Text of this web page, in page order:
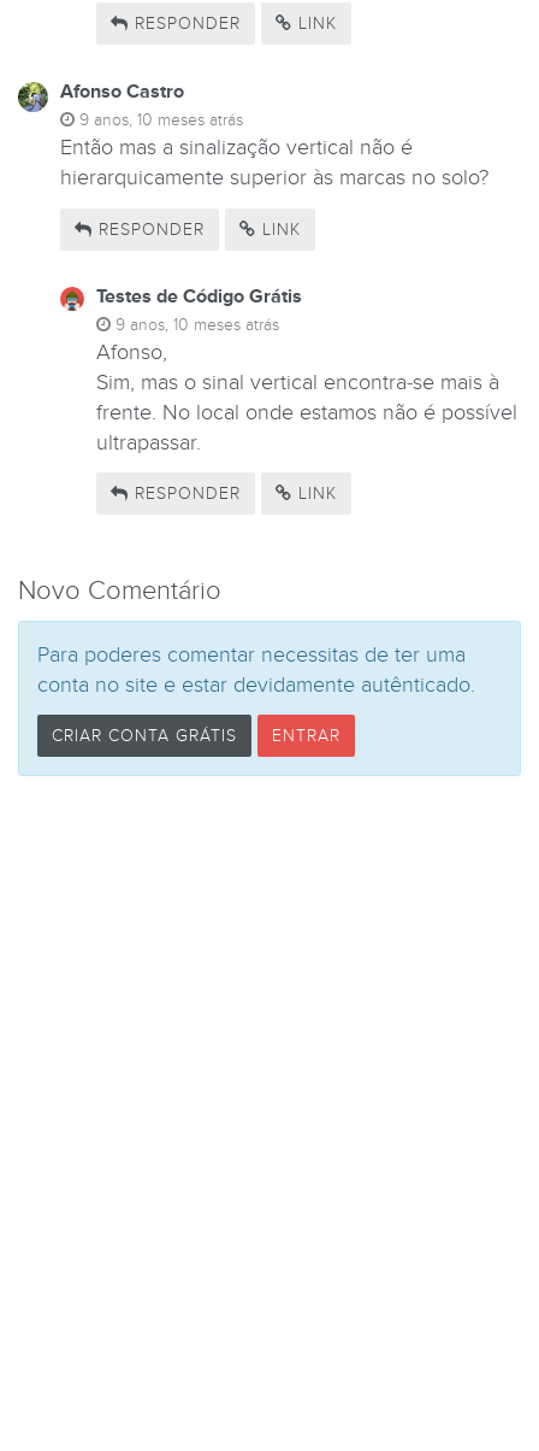
RESPONDER LINK
Afonso Castro
9 anos, 10 meses atrás
Então mas a sinalização vertical não é
hierarquicamente superior às marcas no solo?
RESPONDER LINK
Testes de Código Grátis
9 anos, 10 meses atrás
Afonso,
Sim, mas o sinal vertical encontra-se mais à
frente. No local onde estamos não é possível
ultrapassar.
RESPONDER LINK
Novo Comentário
Para poderes comentar necessitas de ter uma
conta no site e estar devidamente autênticado.
CRIAR CONTA GRÁTIS ENTRAR